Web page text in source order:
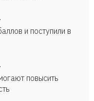
и поступили в
повысить